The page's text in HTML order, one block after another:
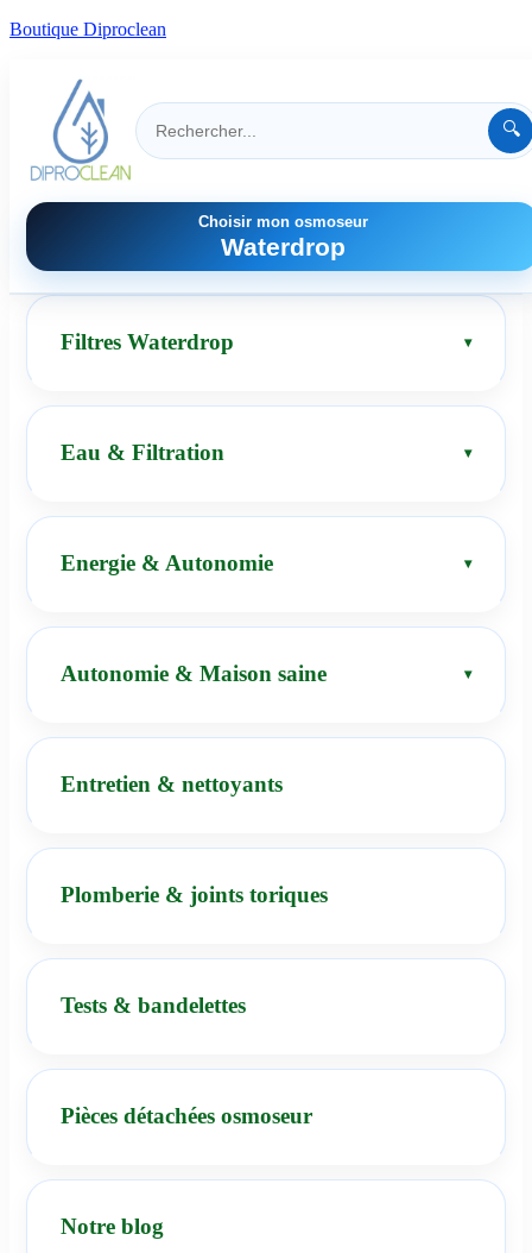
Boutique Diproclean
🔍
Choisir mon osmoseur
Waterdrop
Filtres Waterdrop
Eau & Filtration
Energie & Autonomie
Autonomie & Maison saine
Entretien & nettoyants
Plomberie & joints toriques
Tests & bandelettes
Pièces détachées osmoseur
Notre blog